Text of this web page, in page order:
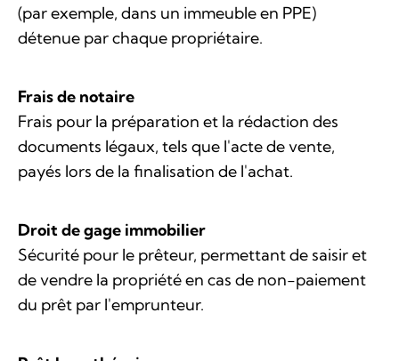
(par exemple, dans un immeuble en PPE)
détenue par chaque propriétaire.
Frais de notaire
Frais pour la préparation et la rédaction des
documents légaux, tels que l'acte de vente,
payés lors de la finalisation de l'achat.
Droit de gage immobilier
Sécurité pour le prêteur, permettant de saisir et
de vendre la propriété en cas de non-paiement
du prêt par l'emprunteur.